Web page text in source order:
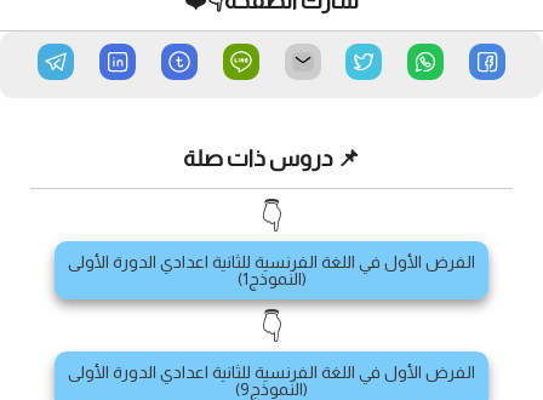
📌 دروس ذات صلة
👇
الفرض الأول في اللغة الفرنسية للثانية اعدادي الدورة الأولى
(النموذج1)
👇
الفرض الأول في اللغة الفرنسية للثانية اعدادي الدورة الأولى
(النموذج9)